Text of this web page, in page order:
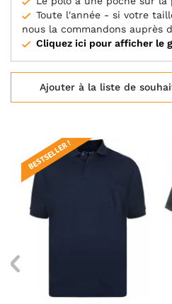
Toute l'année - si votre
nous la commandons auprès
Cliquez ici pour afficher le
Ajouter à la liste de
BESTSELLER !